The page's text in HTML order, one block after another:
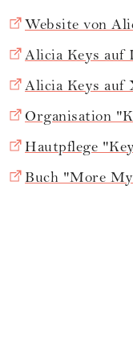
Website von
Alicia Keys auf
Alicia Keys
Organisation
Hautpflege
Buch "More